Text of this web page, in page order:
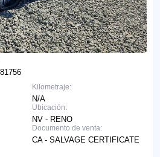
Kilometraje:
N/A
Ubicación:
NV - RENO
Documento de venta:
CA - SALVAGE CERTIFICATE